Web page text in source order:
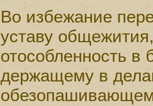
Во избежание
уставу
отособленность в
держащему в